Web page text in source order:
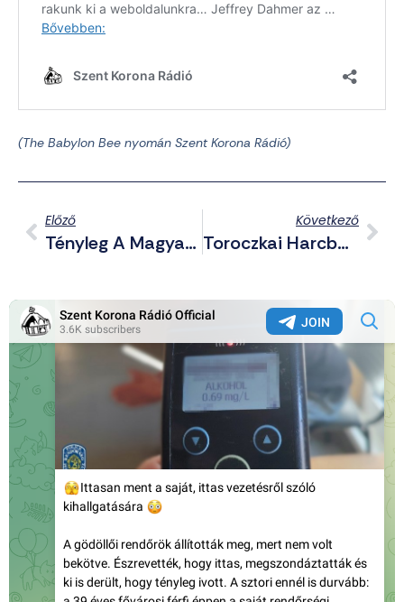
(The Babylon Bee nyomán Szent Korona Rádió)
Előző
Tényleg A Magyar Lesz A Térség Meghatározó Hadereje?! Hát Nagyon Nem…
Következő
Toroczkai Harcba Szállt Az Európai Tanácsban A Nők Elleni Erőszak És A Terrorizmus Valódi Okainak Legyőzéséért